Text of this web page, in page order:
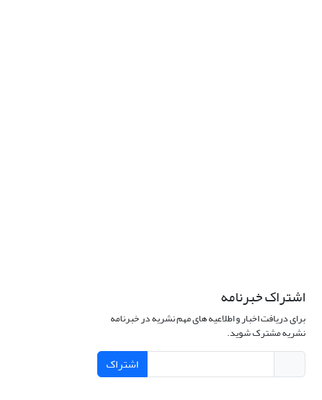
اشتراک خبرنامه
برای دریافت اخبار و اطلاعیه های مهم نشریه در خبرنامه
نشریه مشترک شوید.
اشتراک